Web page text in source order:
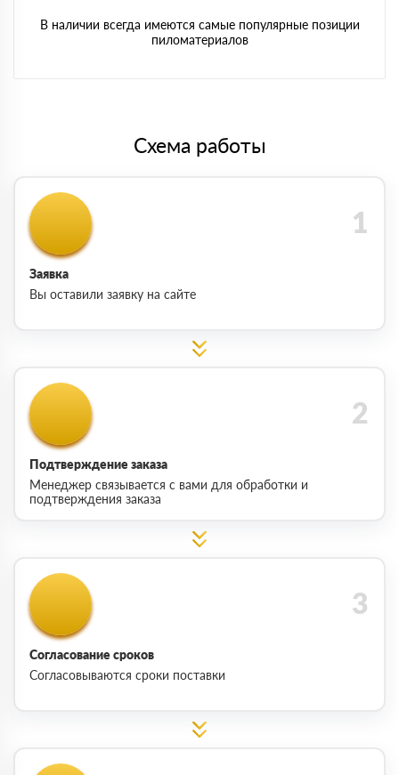
В наличии всегда имеются самые популярные позиции
пиломатериалов
Схема работы
Заявка
Вы оставили заявку на сайте
Подтверждение заказа
Менеджер связывается с вами для обработки и
подтверждения заказа
Согласование сроков
Согласовываются сроки поставки